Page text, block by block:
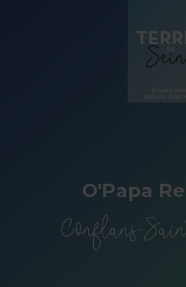
O'Papa
Conflans-